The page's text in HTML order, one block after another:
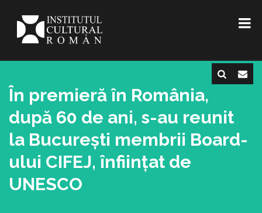
În premieră în România,
după 60 de ani, s-au reunit
la București membrii Board-
ului CIFEJ, înființat de
UNESCO